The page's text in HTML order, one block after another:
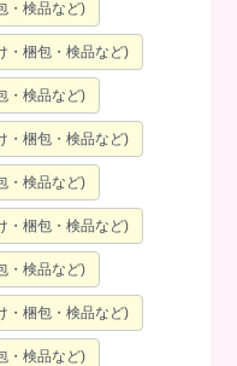
・検品など)
・梱包・検品など)
・検品など)
・梱包・検品など)
・検品など)
・梱包・検品など)
・検品など)
・梱包・検品など)
・検品など)